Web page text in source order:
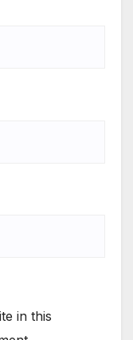
in this